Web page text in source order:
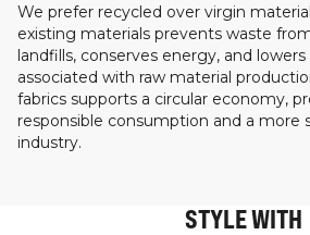
We prefer recycled over virgin
existing materials prevents waste
landfills, conserves energy, and
associated with raw material
fabrics supports a circular economy,
responsible consumption and a more
industry.
STYLE WITH